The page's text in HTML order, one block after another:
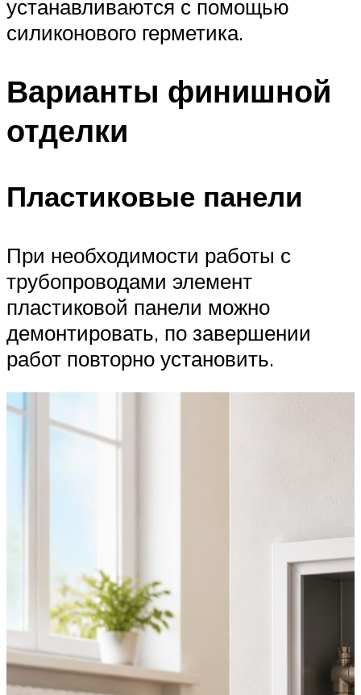
устанавливаются с помощью
силиконового герметика.
Варианты финишной
отделки
Пластиковые панели
При необходимости работы с
трубопроводами элемент
пластиковой панели можно
демонтировать, по завершении
работ повторно установить.